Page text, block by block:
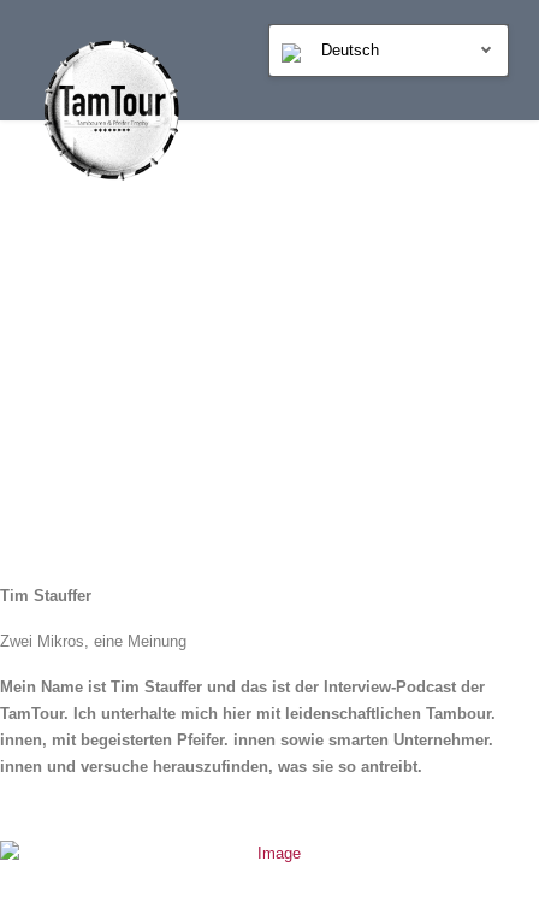
Deutsch
Tim Stauffer
Zwei Mikros, eine Meinung
Mein Name ist Tim Stauffer und das ist der Interview-Podcast der
TamTour. Ich unterhalte mich hier mit leidenschaftlichen Tambour.
innen, mit begeisterten Pfeifer. innen sowie smarten Unternehmer.
innen und versuche herauszufinden, was sie so antreibt.